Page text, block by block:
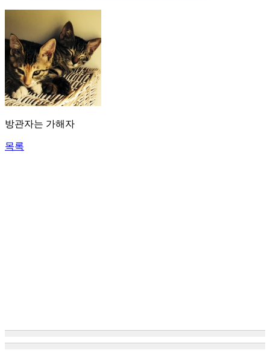
방관자는 가해자
목록